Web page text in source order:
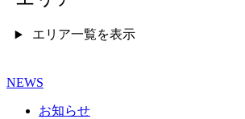
エリア一覧を表示
NEWS
お知らせ